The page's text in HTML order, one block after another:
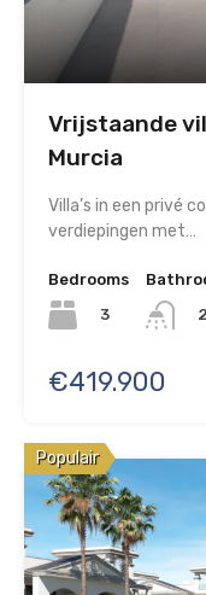
Vrijstaande
Murcia
Villa’s in een privé
verdiepingen met…
Bedrooms
3
2
€419.900
Populair